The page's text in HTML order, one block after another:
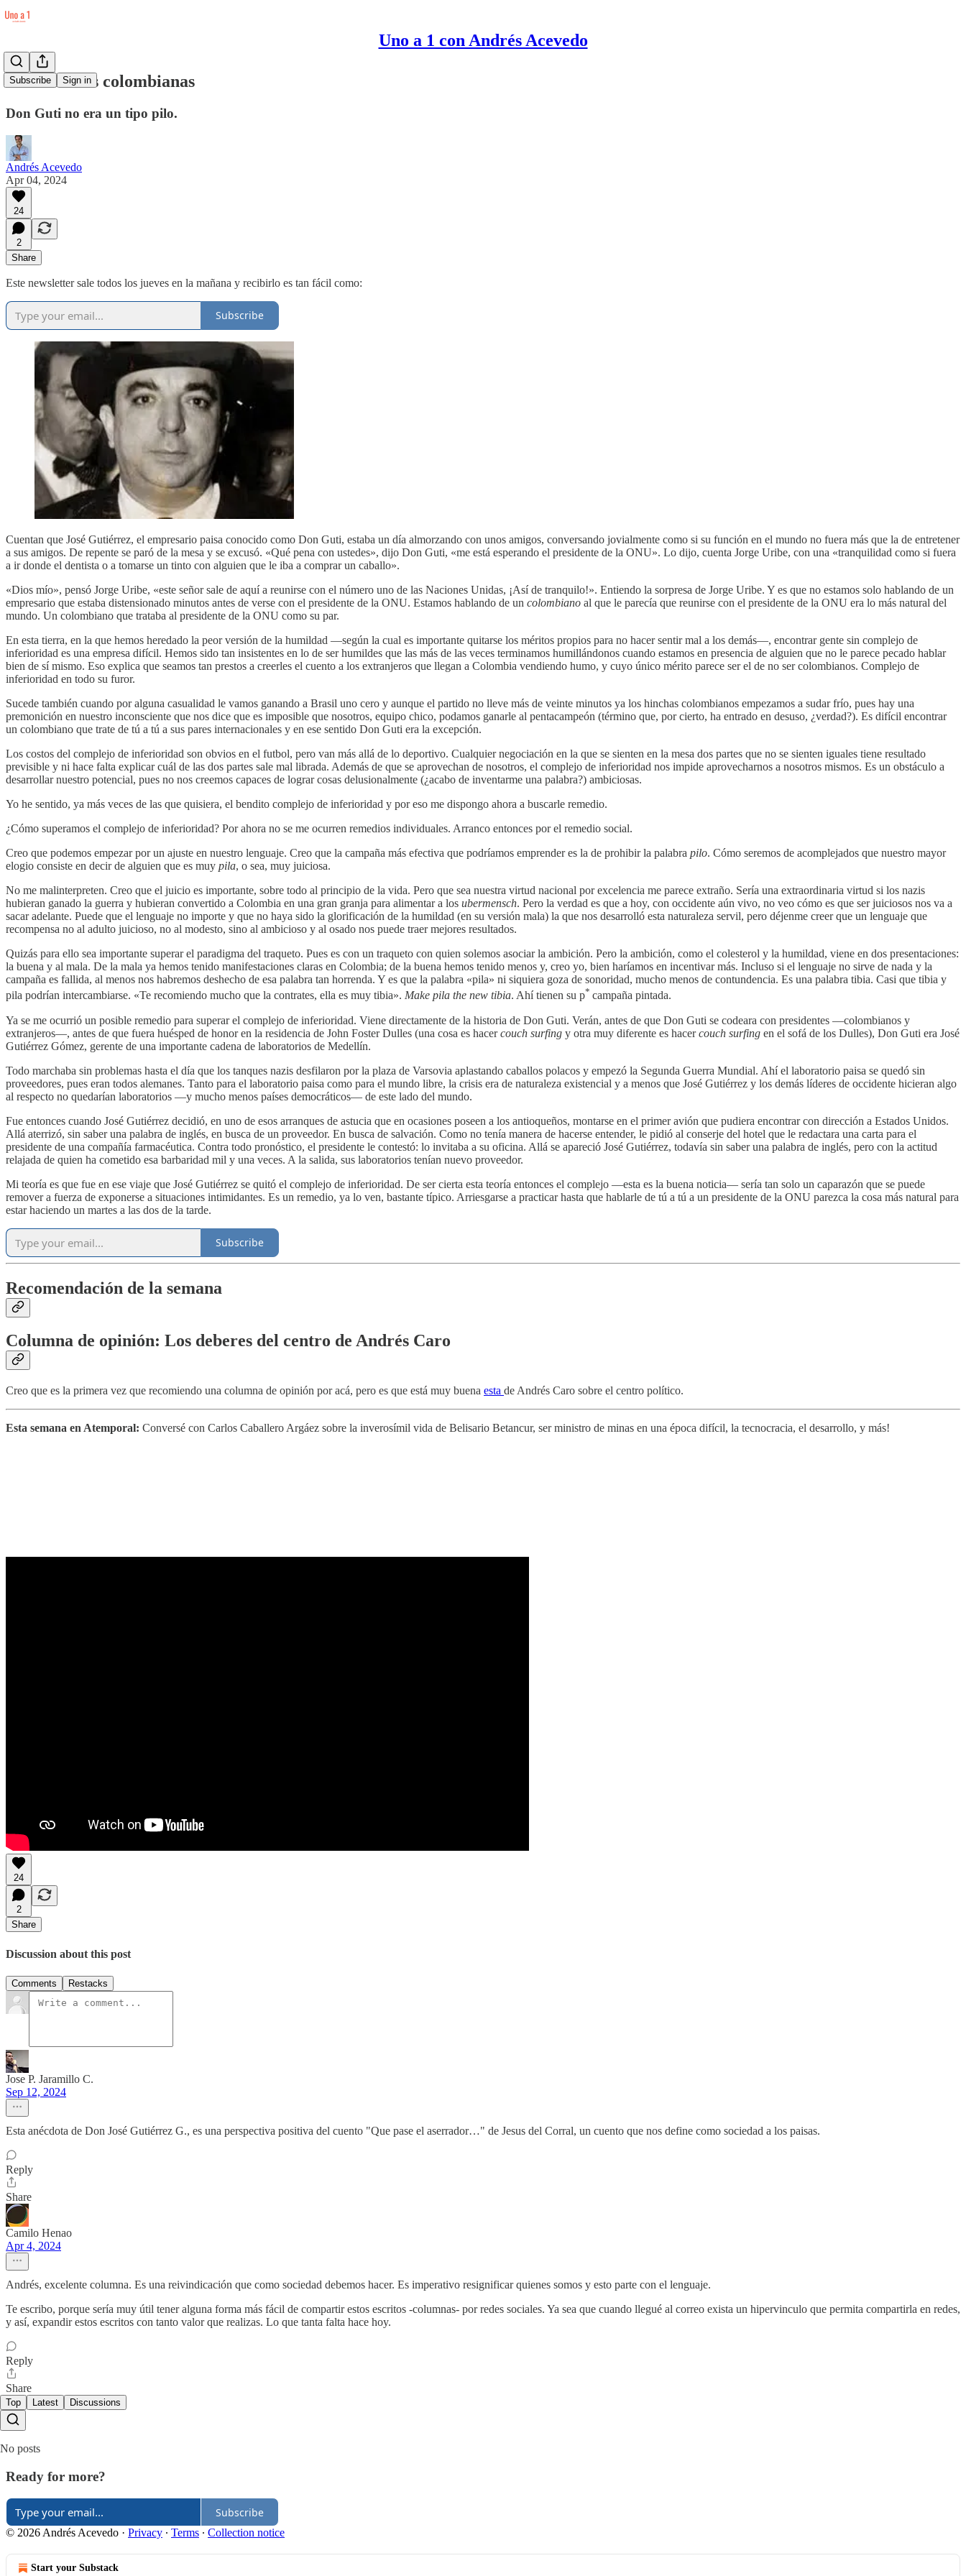
Uno a 1 con Andrés Acevedo
Subscribe Sign in
Antivirtudes colombianas
Don Guti no era un tipo pilo.
Andrés Acevedo
Apr 04, 2024
24
2
Share
Este newsletter sale todos los jueves en la mañana y recibirlo es tan fácil como:
Subscribe
Cuentan que José Gutiérrez, el empresario paisa conocido como Don Guti, estaba un día almorzando con unos amigos, conversando jovialmente como si su función en el mundo no fuera más que la de entretener
a sus amigos. De repente se paró de la mesa y se excusó. «Qué pena con ustedes», dijo Don Guti, «me está esperando el presidente de la ONU». Lo dijo, cuenta Jorge Uribe, con una «tranquilidad como si fuera
a ir donde el dentista o a tomarse un tinto con alguien que le iba a comprar un caballo».
«Dios mío», pensó Jorge Uribe, «este señor sale de aquí a reunirse con el número uno de las Naciones Unidas, ¡Así de tranquilo!». Entiendo la sorpresa de Jorge Uribe. Y es que no estamos solo hablando de un
empresario que estaba distensionado minutos antes de verse con el presidente de la ONU. Estamos hablando de un colombiano al que le parecía que reunirse con el presidente de la ONU era lo más natural del
mundo. Un colombiano que trataba al presidente de la ONU como su par.
En esta tierra, en la que hemos heredado la peor versión de la humildad —según la cual es importante quitarse los méritos propios para no hacer sentir mal a los demás—, encontrar gente sin complejo de
inferioridad es una empresa difícil. Hemos sido tan insistentes en lo de ser humildes que las más de las veces terminamos humillándonos cuando estamos en presencia de alguien que no le parece pecado hablar
bien de sí mismo. Eso explica que seamos tan prestos a creerles el cuento a los extranjeros que llegan a Colombia vendiendo humo, y cuyo único mérito parece ser el de no ser colombianos. Complejo de
inferioridad en todo su furor.
Sucede también cuando por alguna casualidad le vamos ganando a Brasil uno cero y aunque el partido no lleve más de veinte minutos ya los hinchas colombianos empezamos a sudar frío, pues hay una
premonición en nuestro inconsciente que nos dice que es imposible que nosotros, equipo chico, podamos ganarle al pentacampeón (término que, por cierto, ha entrado en desuso, ¿verdad?). Es difícil encontrar
un colombiano que trate de tú a tú a sus pares internacionales y en ese sentido Don Guti era la excepción.
Los costos del complejo de inferioridad son obvios en el futbol, pero van más allá de lo deportivo. Cualquier negociación en la que se sienten en la mesa dos partes que no se sienten iguales tiene resultado
previsible y ni hace falta explicar cuál de las dos partes sale mal librada. Además de que se aprovechan de nosotros, el complejo de inferioridad nos impide aprovecharnos a nosotros mismos. Es un obstáculo a
desarrollar nuestro potencial, pues no nos creemos capaces de lograr cosas delusionalmente (¿acabo de inventarme una palabra?) ambiciosas.
Yo he sentido, ya más veces de las que quisiera, el bendito complejo de inferioridad y por eso me dispongo ahora a buscarle remedio.
¿Cómo superamos el complejo de inferioridad? Por ahora no se me ocurren remedios individuales. Arranco entonces por el remedio social.
Creo que podemos empezar por un ajuste en nuestro lenguaje. Creo que la campaña más efectiva que podríamos emprender es la de prohibir la palabra pilo. Cómo seremos de acomplejados que nuestro mayor
elogio consiste en decir de alguien que es muy pila, o sea, muy juiciosa.
No me malinterpreten. Creo que el juicio es importante, sobre todo al principio de la vida. Pero que sea nuestra virtud nacional por excelencia me parece extraño. Sería una extraordinaria virtud si los nazis
hubieran ganado la guerra y hubieran convertido a Colombia en una gran granja para alimentar a los ubermensch. Pero la verdad es que a hoy, con occidente aún vivo, no veo cómo es que ser juiciosos nos va a
sacar adelante. Puede que el lenguaje no importe y que no haya sido la glorificación de la humildad (en su versión mala) la que nos desarrolló esta naturaleza servil, pero déjenme creer que un lenguaje que
recompensa no al adulto juicioso, no al modesto, sino al ambicioso y al osado nos puede traer mejores resultados.
Quizás para ello sea importante superar el paradigma del traqueto. Pues es con un traqueto con quien solemos asociar la ambición. Pero la ambición, como el colesterol y la humildad, viene en dos presentaciones:
la buena y al mala. De la mala ya hemos tenido manifestaciones claras en Colombia; de la buena hemos tenido menos y, creo yo, bien haríamos en incentivar más. Incluso si el lenguaje no sirve de nada y la
campaña es fallida, al menos nos habremos deshecho de esa palabra tan horrenda. Y es que la palabra «pila» ni siquiera goza de sonoridad, mucho menos de contundencia. Es una palabra tibia. Casi que tibia y
pila podrían intercambiarse. «Te recomiendo mucho que la contrates, ella es muy tibia». Make pila the new tibia. Ahí tienen su p* campaña pintada.
Ya se me ocurrió un posible remedio para superar el complejo de inferioridad. Viene directamente de la historia de Don Guti. Verán, antes de que Don Guti se codeara con presidentes —colombianos y
extranjeros—, antes de que fuera huésped de honor en la residencia de John Foster Dulles (una cosa es hacercouch surfing y otra muy diferente es hacercouch surfing en el sofá de los Dulles), Don Guti era José
Gutiérrez Gómez, gerente de una importante cadena de laboratorios de Medellín.
Todo marchaba sin problemas hasta el día que los tanques nazis desfilaron por la plaza de Varsovia aplastando caballos polacos y empezó la Segunda Guerra Mundial. Ahí el laboratorio paisa se quedó sin
proveedores, pues eran todos alemanes. Tanto para el laboratorio paisa como para el mundo libre, la crisis era de naturaleza existencial y a menos que José Gutiérrez y los demás líderes de occidente hicieran algo
al respecto no quedarían laboratorios —y mucho menos países democráticos— de este lado del mundo.
Fue entonces cuando José Gutiérrez decidió, en uno de esos arranques de astucia que en ocasiones poseen a los antioqueños, montarse en el primer avión que pudiera encontrar con dirección a Estados Unidos.
Allá aterrizó, sin saber una palabra de inglés, en busca de un proveedor. En busca de salvación. Como no tenía manera de hacerse entender, le pidió al conserje del hotel que le redactara una carta para el
presidente de una compañía farmacéutica. Contra todo pronóstico, el presidente le contestó: lo invitaba a su oficina. Allá se apareció José Gutiérrez, todavía sin saber una palabra de inglés, pero con la actitud
relajada de quien ha cometido esa barbaridad mil y una veces. A la salida, sus laboratorios tenían nuevo proveedor.
Mi teoría es que fue en ese viaje que José Gutiérrez se quitó el complejo de inferioridad. De ser cierta esta teoría entonces el complejo —esta es la buena noticia— sería tan solo un caparazón que se puede
remover a fuerza de exponerse a situaciones intimidantes. Es un remedio, ya lo ven, bastante típico. Arriesgarse a practicar hasta que hablarle de tú a tú a un presidente de la ONU parezca la cosa más natural para
estar haciendo un martes a las dos de la tarde.
Subscribe
Recomendación de la semana
Columna de opinión: Los deberes del centro de Andrés Caro
Creo que es la primera vez que recomiendo una columna de opinión por acá, pero es que está muy buena esta de Andrés Caro sobre el centro político.
Esta semana en Atemporal: Conversé con Carlos Caballero Argáez sobre la inverosímil vida de Belisario Betancur, ser ministro de minas en una época difícil, la tecnocracia, el desarrollo, y más!
24
2
Share
Discussion about this post
Comments Restacks
Jose P. Jaramillo C.
Sep 12, 2024
Esta anécdota de Don José Gutiérrez G., es una perspectiva positiva del cuento "Que pase el aserrador…" de Jesus del Corral, un cuento que nos define como sociedad a los paisas.
Reply
Share
Camilo Henao
Apr 4, 2024
Andrés, excelente columna. Es una reivindicación que como sociedad debemos hacer. Es imperativo resignificar quienes somos y esto parte con el lenguaje.
Te escribo, porque sería muy útil tener alguna forma más fácil de compartir estos escritos -columnas- por redes sociales. Ya sea que cuando llegué al correo exista un hipervinculo que permita compartirla en redes,
y así, expandir estos escritos con tanto valor que realizas. Lo que tanta falta hace hoy.
Reply
Share
Top Latest Discussions
No posts
Ready for more?
Subscribe
© 2026 Andrés Acevedo · Privacy ∙ Terms ∙ Collection notice
Start your Substack